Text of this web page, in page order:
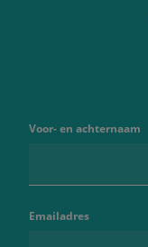
Voor- en achternaam
Emailadres